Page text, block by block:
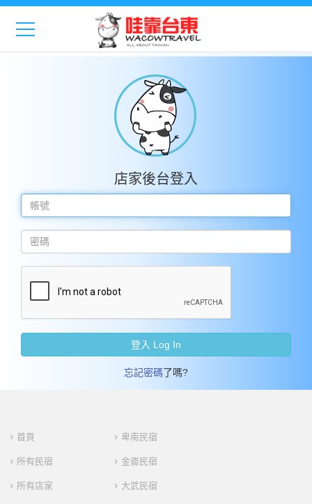
店家後台登入
帳
密
登入 Log In
忘記密碼了嗎?
首頁
所有民宿
所有店家
卑南民宿
金崙民宿
大武民宿